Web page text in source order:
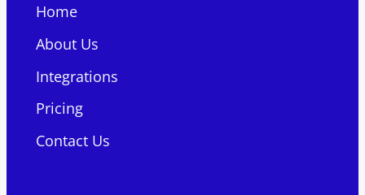
Home
About Us
Integrations
Pricing
Contact Us